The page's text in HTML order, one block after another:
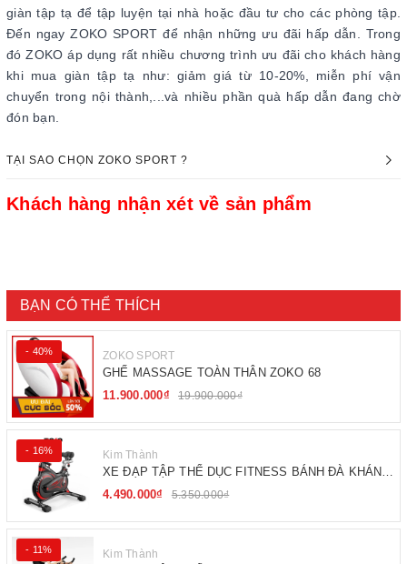
giàn tập tạ để tập luyện tại nhà hoặc đầu tư cho các phòng tập.
Đến ngay ZOKO SPORT để nhận những ưu đãi hấp dẫn. Trong
đó ZOKO áp dụng rất nhiều chương trình ưu đãi cho khách hàng
khi mua giàn tập tạ như: giảm giá từ 10-20%, miễn phí vận
chuyển trong nội thành,...và nhiều phần quà hấp dẫn đang chờ
đón bạn.
TẠI SAO CHỌN ZOKO SPORT ?
Khách hàng nhận xét về sản phẩm
BẠN CÓ THỂ THÍCH
- 40% ZOKO SPORT
GHẾ MASSAGE TOÀN THÂN ZOKO 68
11.900.000₫
19.900.000₫
- 16% Kim Thành
XE ĐẠP TẬP THỂ DỤC FITNESS BÁNH ĐÀ KHÁNG
TỪ
4.490.000₫ 5.350.000₫
- 11% Kim Thành